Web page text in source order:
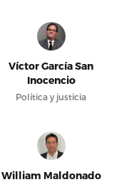
Víctor García San
Inocencio
Política y justicia
William Maldonado